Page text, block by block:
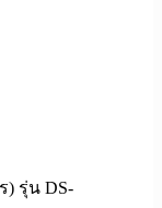
) รุ่น DS-